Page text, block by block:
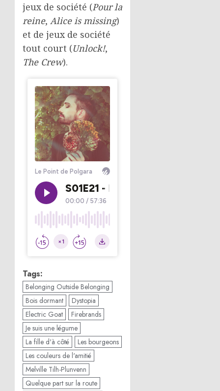
jeux de société (Pour la
reine, Alice is missing)
et de jeux de société
tout court (Unlock!,
The Crew).
Tags:
Belonging Outside Belonging
Bois dormant
Dystopia
Electric Goat
Firebrands
Je suis une légume
La fille d'à côté
Les bourgeons
Les couleurs de l'amitié
Melville Tilh-Plunvenn
Quelque part sur la route